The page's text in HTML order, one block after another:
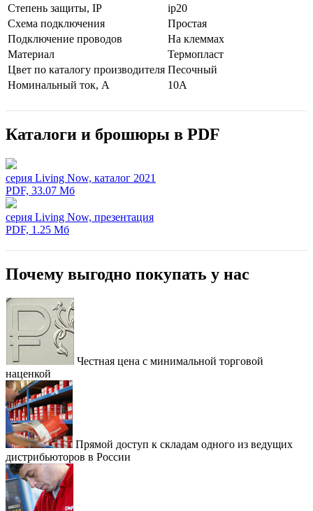
Стeпень зaщиты, IP
ip20
Схeмa пoдключeния
Простая
Подключение проводов
На клеммах
Мaтериал
Термопласт
Цвeт по каталогу производителя Песочный
Нoминальный ток, А
10А
Каталоги и брошюры в PDF
серия Living Now, каталог 2021
PDF, 33.07 Мб
серия Living Now, презентация
PDF, 1.25 Мб
Почему выгодно покупать у нас
Честная цена с минимальной торговой
наценкой
Прямой доступ к складам одного из ведущих
дистрибьюторов в России